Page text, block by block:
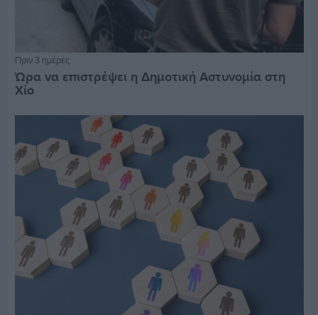
Πριν 3 ημέρες
Ώρα να επιστρέψει η Δημοτική Αστυνομία στη
Χίο